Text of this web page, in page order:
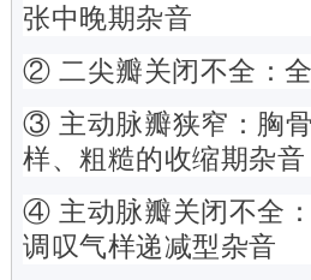
张中晚期杂音
② 二尖瓣关闭不全：
③ 主动脉瓣狭窄：胸
样、粗糙的收缩期杂音
④ 主动脉瓣关闭不全
调叹气样递减型杂音